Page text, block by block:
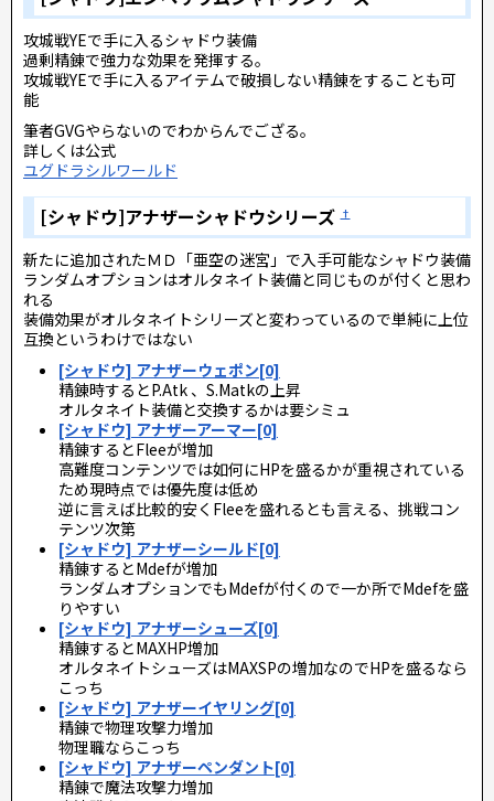
攻城戦YEで手に入るシャドウ装備
過剰精錬で強力な効果を発揮する。
攻城戦YEで手に入るアイテムで破損しない精錬をすることも可
能
筆者GVGやらないのでわからんでござる。
詳しくは公式
ユグドラシルワールド
[シャドウ]アナザーシャドウシリーズ †
新たに追加されたＭＤ「亜空の迷宮」で入手可能なシャドウ装備
ランダムオプションはオルタネイト装備と同じものが付くと思わ
れる
装備効果がオルタネイトシリーズと変わっているので単純に上位
互換というわけではない
[シャドウ] アナザーウェポン[0]
精錬時するとP.Atk 、S.Matkの上昇
オルタネイト装備と交換するかは要シミュ
[シャドウ] アナザーアーマー[0]
精錬するとFleeが増加
高難度コンテンツでは如何にHPを盛るかが重視されている
ため現時点では優先度は低め
逆に言えば比較的安くFleeを盛れるとも言える、挑戦コン
テンツ次第
[シャドウ] アナザーシールド[0]
精錬するとMdefが増加
ランダムオプションでもMdefが付くので一か所でMdefを盛
りやすい
[シャドウ] アナザーシューズ[0]
精錬するとMAXHP増加
オルタネイトシューズはMAXSPの増加なのでHPを盛るなら
こっち
[シャドウ] アナザーイヤリング[0]
精錬で物理攻撃力増加
物理職ならこっち
[シャドウ] アナザーペンダント[0]
精錬で魔法攻撃力増加